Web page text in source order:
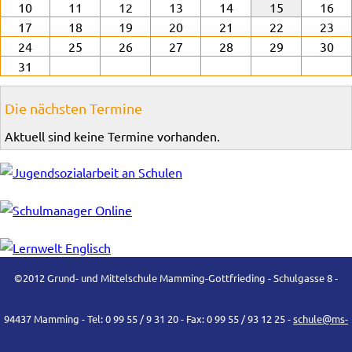
10
11 12 13 14 15
16
17
18 19 20 21 22
23
24
25 26 27 28 29
30
31
Die nächsten Termine
Aktuell sind keine Termine vorhanden.
©2012 Grund- und Mittelschule Mamming-Gottfrieding - Schulgasse 8 -
94437 Mamming - Tel: 0 99 55 / 9 31 20 - Fax: 0 99 55 / 93 12 25 -schule@ms-